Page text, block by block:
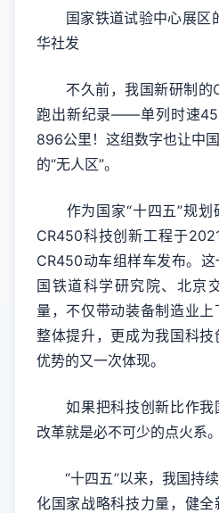
国家铁道试验中心展区
华社发
不久前，我国新研制的
跑出新纪录——单列时速
896公里！这组数字也让中
的“无人区”。
作为国家“十四五”规划
CR450科技创新工程于
CR450动车组样车发布。
国铁道科学研究院、北京
量，不仅带动装备制造业
整体提升，更成为我国科
优势的又一次体现。
如果把科技创新比作我
改革就是必不可少的点火系。
“十四五”以来，我国持续
化国家战略科技力量，健